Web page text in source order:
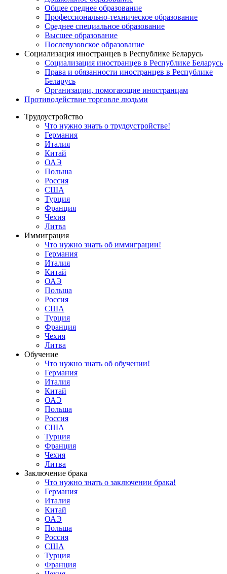
Общее среднее образование
Профессионально-техническое образование
Среднее специальное образование
Высшее образование
Послевузовское образование
Социализация иностранцев в Республике Беларусь
Социализация иностранцев в Республике Беларусь
Права и обязанности иностранцев в Республике
Беларусь
Oрганизации, помогающие иностранцам
Противодействие торговле людьми
Трудоустройство
Что нужно знать о трудоустройстве!
Германия
Италия
Китай
ОАЭ
Польша
Россия
США
Турция
Франция
Чехия
Литва
Иммиграция
Что нужно знать об иммиграции!
Германия
Италия
Китай
ОАЭ
Польша
Россия
США
Турция
Франция
Чехия
Литва
Обучение
Что нужно знать об обучении!
Германия
Италия
Китай
ОАЭ
Польша
Россия
США
Турция
Франция
Чехия
Литва
Заключение брака
Что нужно знать о заключении брака!
Германия
Италия
Китай
ОАЭ
Польша
Россия
США
Турция
Франция